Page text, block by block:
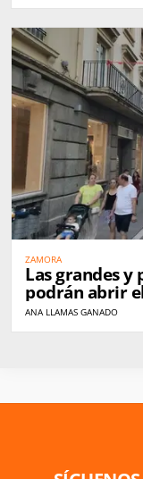
ZAMORA
Las grandes y
podrán abrir
ANA LLAMAS GANADO